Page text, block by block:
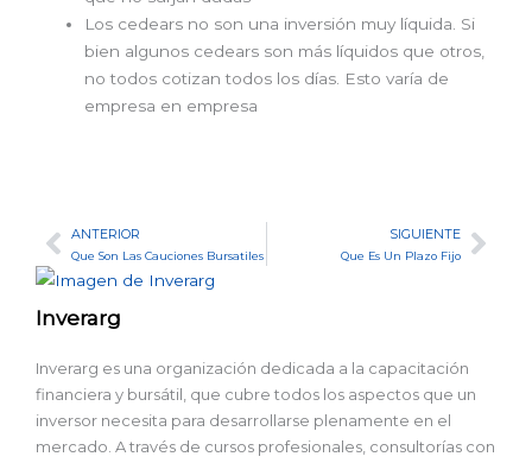
Inverarg
Inverarg es una organización dedicada a la capacitación
financiera y bursátil, que cubre todos los aspectos que un
inversor necesita para desarrollarse plenamente en el
mercado. A través de cursos profesionales, consultorías con
Los cedears no son una inversión muy líquida. Si
bien algunos cedears son más líquidos que otros,
no todos cotizan todos los días. Esto varía de
empresa en empresa
AntANTERIOR
Que Son Las Cauciones Bursatiles
SIGUIENTE
Que Es Un Plazo Fijo